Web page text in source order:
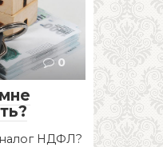
0
налог НДФЛ?